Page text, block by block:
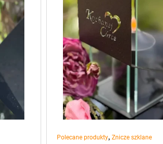
Polecane produkty, Znicze szklane